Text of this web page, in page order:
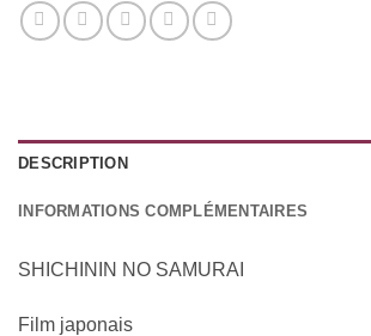
DESCRIPTION
INFORMATIONS COMPLÉMENTAIRES
SHICHININ NO SAMURAI
Film japonais